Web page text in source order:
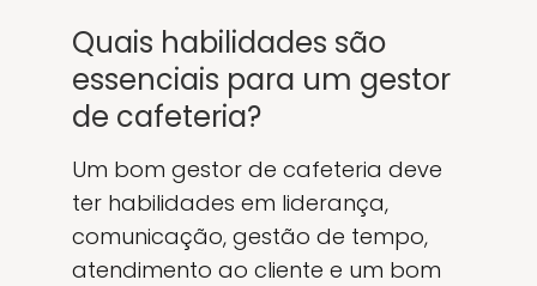
Quais habilidades são
essenciais para um gestor
de cafeteria?
Um bom gestor de cafeteria deve
ter habilidades em liderança,
comunicação, gestão de tempo,
atendimento ao cliente e um bom